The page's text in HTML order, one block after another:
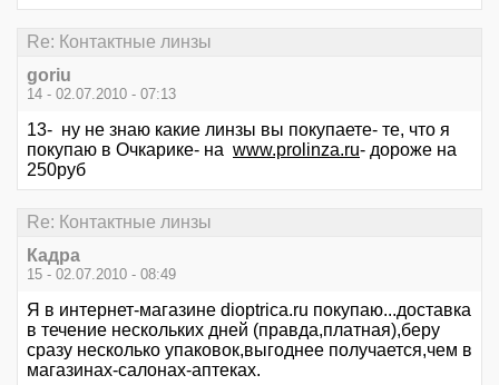
Re: Контактные линзы
goriu
14 - 02.07.2010 - 07:13
13- ну не знаю какие линзы вы покупаете- те, что я
покупаю в Очкарике- на www.prolinza.ru- дороже на
250руб
Re: Контактные линзы
Кадра
15 - 02.07.2010 - 08:49
Я в интернет-магазине dioptrica.ru покупаю...доставка
в течение нескольких дней (правда,платная),беру
сразу несколько упаковок,выгоднее получается,чем в
магазинах-салонах-аптеках.